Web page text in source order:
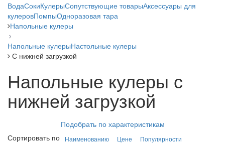
ВодаСокиКулерыСопутствующие товарыАксессуары для
кулеровПомпыОдноразовая тара
Напольные кулеры
Напольные кулерыНастольные кулеры
С нижней загрузкой
Напольные кулеры с
нижней загрузкой
Подобрать по характеристикам
Сортировать по
Наименованию Цене Популярности